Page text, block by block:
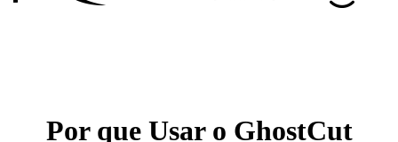
Por que Usar o GhostCut